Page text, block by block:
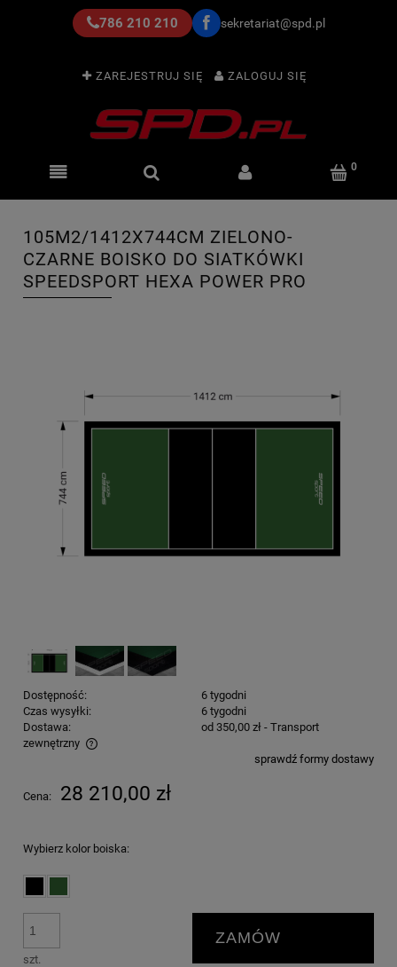
786 210 210 sekretariat@spd.pl
ZAREJESTRUJ SIĘ ZALOGUJ SIĘ
105M2/1412X744CM ZIELONO-
CZARNE BOISKO DO SIATKÓWKI
SPEEDSPORT HEXA POWER PRO
Dostępność:
6 tygodni
Czas wysyłki:
6 tygodni
Dostawa:
od 350,00 zł - Transport
zewnętrzny
Cena nie zawiera ewentualnych kosztów płatnościsprawdź formy dostawy
Cena: 28 210,00 zł
Wybierz kolor boiska:
szt.
ZAMÓW